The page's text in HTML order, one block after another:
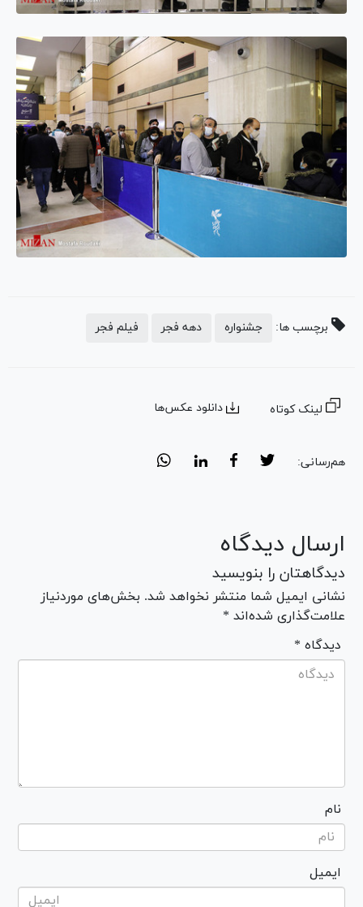
برچسب ها: جشنواره دهه فجر فیلم فجر
لینک کوتاه دانلود عکس‌ها
هم‌رسانی:
ارسال دیدگاه
دیدگاهتان را بنویسید
نشانی ایمیل شما منتشر نخواهد شد. بخش‌های موردنیاز
علامت‌گذاری شده‌اند *
* دیدگاه
نام
ایمیل